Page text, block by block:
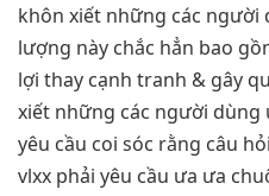
khôn xiết những các người
lượng này chắc hẳn bao
lợi thay cạnh tranh & gây
xiết những các người dùng
yêu cầu coi sóc rằng câu
vlxx phải yêu cầu ưa ưa